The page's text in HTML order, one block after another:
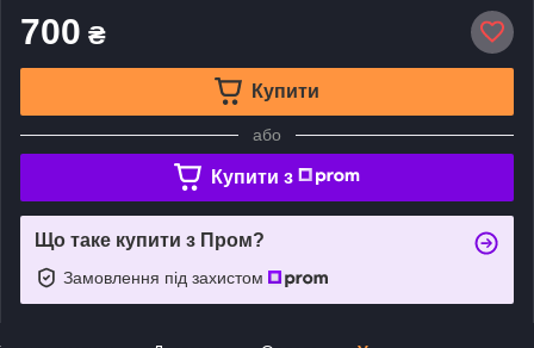
700 ₴
Купити
або
Купити з
Що таке купити з Пром?
Замовлення під захистом